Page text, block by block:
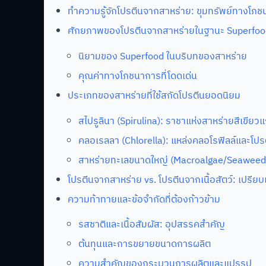
ทำความรู้จักโปรตีนจากสาหร่าย: ขุมทรัพย์ทางโภ
ศักยภาพของโปรตีนจากสาหร่ายในฐานะ
นิยามของ Superfood ในบริบทของสาหร่าย
คุณค่าทางโภชนาการที่โดดเด่น
ประเภทของสาหร่ายที่ใช้สกัดโปรตีนยอดนิยม
สไปรูลินา (Spirulina): ราชาแห่งสาหร่ายสีเขียว
คลอเรลลา (Chlorella): แหล่งคลอโรฟิลล์และโป
สาหร่ายทะเลขนาดใหญ่ (Macroalgae/
โปรตีนจากสาหร่าย vs. โปรตีนจากเนื้อสัตว์: เปรีย
ความท้าทายและข้อจำกัดที่ต้องก้าวข้าม
รสชาติและเนื้อสัมผัส: อุปสรรคสำคัญ
ต้นทุนและการขยายขนาดการผลิต